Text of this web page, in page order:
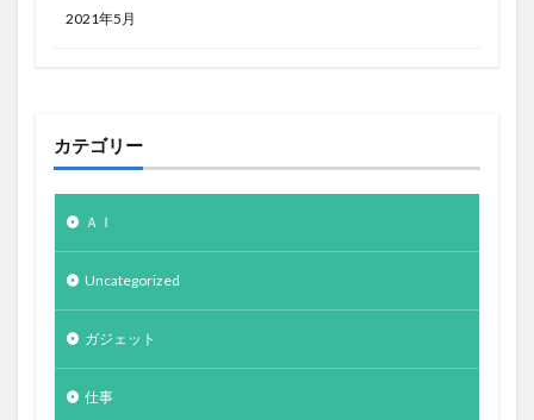
2021年5月
カテゴリー
ＡＩ
Uncategorized
ガジェット
仕事